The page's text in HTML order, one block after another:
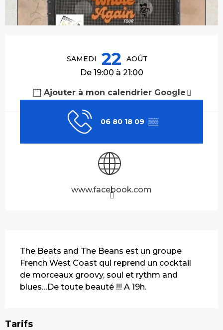
SAMEDI 22 AOÛT
De 19:00 à 21:00
Ajouter à mon calendrier Google
06 80 18 09 ▒▒
www.facebook.com
The Beats and The Beans est un groupe
French West Coast qui reprend un cocktail
de morceaux groovy, soul et rythm and
blues…De toute beauté !!! A 19h.
Tarifs